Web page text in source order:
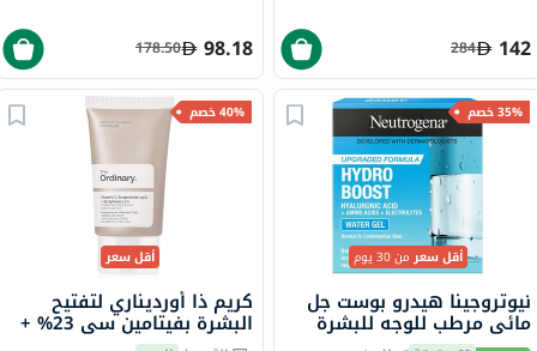
142
284
98.18
178.50
35% خصم
أقل سعرمن 30 يوم
نيوتروجينا هيدرو بوست جل
مائي مرطب للوجه للبشرة
40% خصم
أقل سعر
كريم ذا أورديناري لتفتيح
البشرة بفيتامين سي 23% +